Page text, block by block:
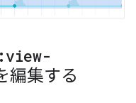
view-
編集する